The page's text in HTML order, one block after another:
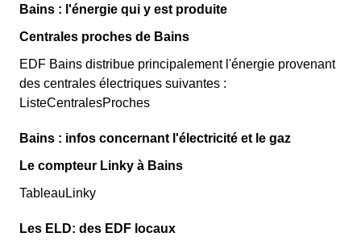
Bains : l'énergie qui y est produite
Centrales proches de Bains
EDF Bains distribue principalement l'énergie provenant
des centrales électriques suivantes :
ListeCentralesProches
Bains : infos concernant l'électricité et le gaz
Le compteur Linky à Bains
TableauLinky
Les ELD: des EDF locaux